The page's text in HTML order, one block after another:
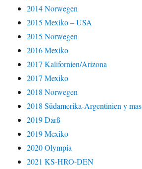
2014 Norwegen
2015 Mexiko – USA
2015 Norwegen
2016 Mexiko
2017 Kalifornien/Arizona
2017 Mexiko
2018 Norwegen
2018 Südamerika-Argentinien y mas
2019 Darß
2019 Mexiko
2020 Olympia
2021 KS-HRO-DEN